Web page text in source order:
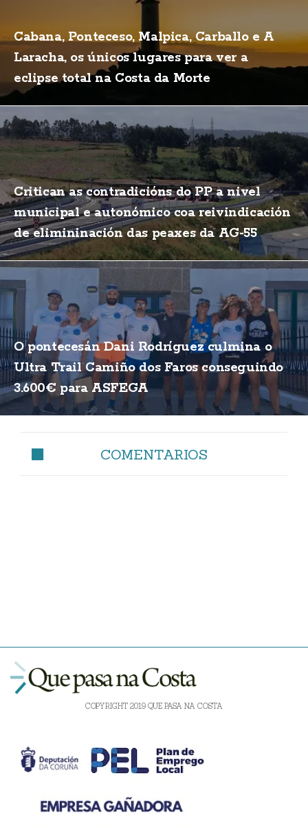
Cabana, Ponteceso, Malpica, Carballo e A
Laracha, os únicos lugares para ver a
eclipse total na Costa da Morte
Critican as contradicións do PP a nivel
municipal e autonómico coa reivindicación
de elimininación das peaxes da AG-55
O pontecesán Dani Rodríguez culmina o
Ultra Trail Camiño dos Faros conseguindo
3.600€ para ASFEGA
COMENTARIOS
COPYRIGHT 2019 QUE PASA NA COSTA